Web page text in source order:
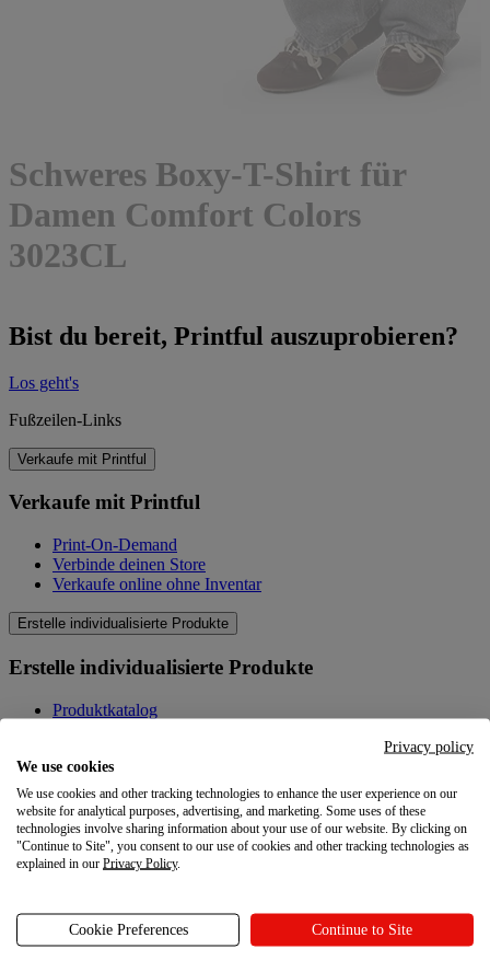
Schweres Boxy-T-Shirt für
Damen Comfort Colors
3023CL
Bist du bereit, Printful auszuprobieren?
Los geht's
Fußzeilen-Links
Verkaufe mit Printful
Verkaufe mit Printful
Print-On-Demand
Verbinde deinen Store
Verkaufe online ohne Inventar
Erstelle individualisierte Produkte
Erstelle individualisierte Produkte
Produktkatalog
Produkte selbst gestalten
Wissenswertes
Wissenswertes
Ressourcen
Privacy policy
We use cookies
We use cookies and other tracking technologies to enhance the user experience on our
website for analytical purposes, advertising, and marketing. Some uses of these
technologies involve sharing information about your use of our website. By clicking on
"Continue to Site", you consent to our use of cookies and other tracking technologies as
explained in our Privacy Policy.
Cookie Preferences Continue to Site